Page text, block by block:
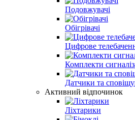
Подовжувачі
Обігрівачі
Цифрове
Комплекти
Датчики та
Активний відпочинок
Ліхтарики